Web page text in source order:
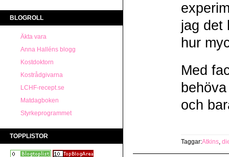
BLOGROLL
Äkta vara
Anna Halléns blogg
Kostdoktorn
Kostrådgivarna
LCHF-recept.se
Matdagboken
Styrkeprogrammet
TOPPLISTOR
jag det
hur
Med
och
Taggar:Atkins,